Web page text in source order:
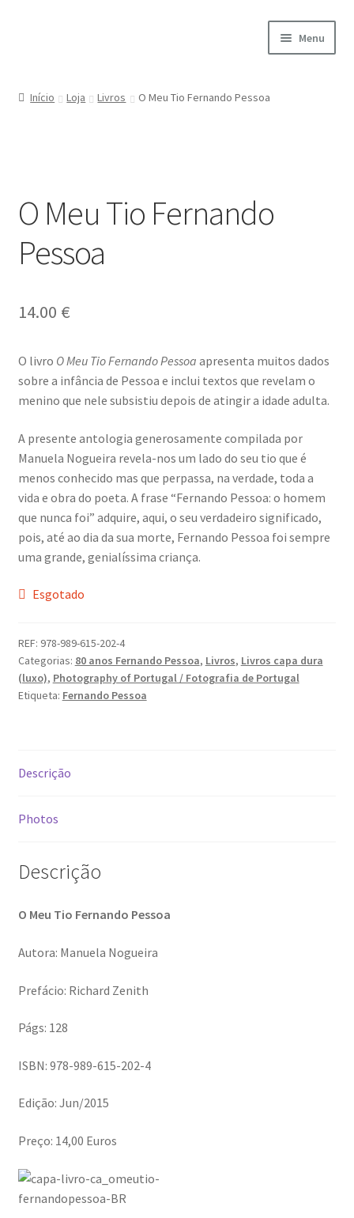
Menu
Carrinho
Checkout
Dia Mundial da Terra
Dicas de Fotografia
Dicas Photoshop
FEIRA DO LIVRO: Última semana da Campanha 50-15
Teletrabalho e Ensino à distância
TOP 10
“Um Rio, Uma Serra”, de Manuel Justo Gardete
«FOTO | PHOTO PORTUGAL»
200 DIAS PARA DENTRO
About looking
Ana Dias – Uma viagem ao mundo Playboy
Évora
Cabo Mondego
Encontros da Imagem
Início Loja Livros O Meu Tio Fernando Pessoa
O Meu Tio Fernando
Pessoa
14.00 €
O livro O Meu Tio Fernando Pessoa apresenta muitos dados
sobre a infância de Pessoa e inclui textos que revelam o
menino que nele subsistiu depois de atingir a idade adulta.
A presente antologia generosamente compilada por
Manuela Nogueira revela-nos um lado do seu tio que é
menos conhecido mas que perpassa, na verdade, toda a
vida e obra do poeta. A frase “Fernando Pessoa: o homem
que nunca foi” adquire, aqui, o seu verdadeiro significado,
pois, até ao dia da sua morte, Fernando Pessoa foi sempre
uma grande, genialíssima criança.
Esgotado
REF: 978-989-615-202-4
Categorias: 80 anos Fernando Pessoa, Livros, Livros capa dura
(luxo), Photography of Portugal / Fotografia de Portugal
Etiqueta: Fernando Pessoa
Descrição
Photos
Descrição
O Meu Tio Fernando Pessoa
Autora: Manuela Nogueira
Prefácio: Richard Zenith
Págs: 128
ISBN: 978-989-615-202-4
Edição: Jun/2015
Preço: 14,00 Euros